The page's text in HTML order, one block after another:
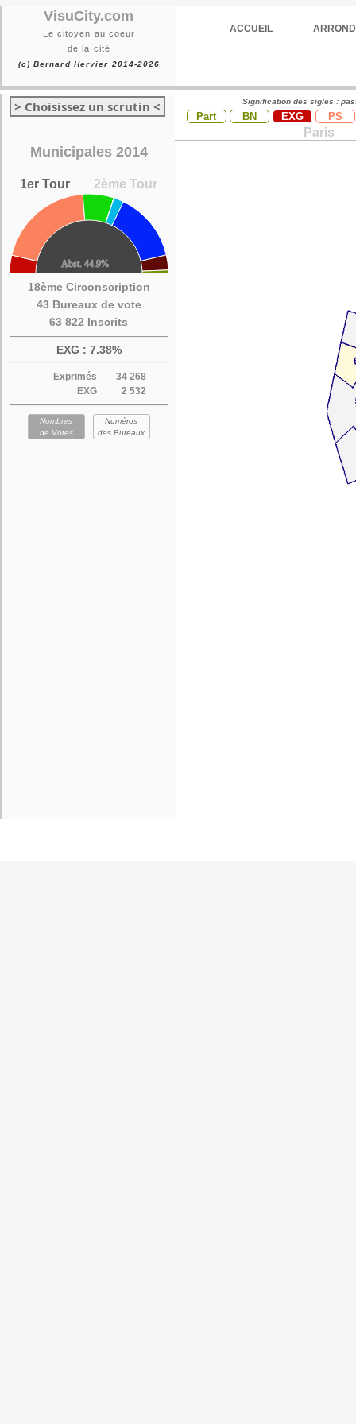
VisuCity.com
Le citoyen au coeur
de la cité
(c) Bernard Hervier 2014-2026
ACCUEIL
> Choisissez un scrutin <
Municipales 2014
1er Tour 2ème Tour
18ème Circonscription
43 Bureaux de vote
63 822 Inscrits
EXG : 7.38%
Exprimés
34 268
EXG
2 532
Nombres
de Votes
Numéros
des Bureaux
Signification des sigles :
Part BN EXG PS
Paris